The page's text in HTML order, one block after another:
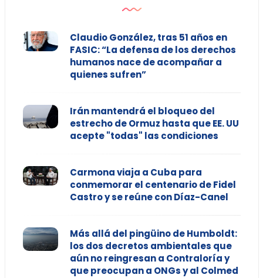
Claudio González, tras 51 años en
FASIC: “La defensa de los derechos
humanos nace de acompañar a
quienes sufren”
Irán mantendrá el bloqueo del
estrecho de Ormuz hasta que EE. UU
acepte "todas" las condiciones
Carmona viaja a Cuba para
conmemorar el centenario de Fidel
Castro y se reúne con Díaz-Canel
Más allá del pingüino de Humboldt:
los dos decretos ambientales que
aún no reingresan a Contraloría y
que preocupan a ONGs y al Colmed